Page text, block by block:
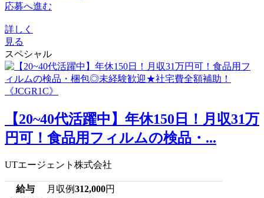
応募へ進む
詳しく
見る
スペシャル
【20~40代活躍中】年休150日！月収31万
円可！食品用フィルムの検品・...
UTエージェント株式会社
給与 月収例312,000円